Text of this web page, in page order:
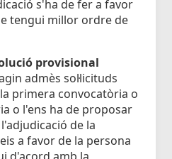
s'ha de fer a favor
tengui millor ordre de
provisional
admès sol·licituds
primera convocatòria o
o l'ens ha de proposar
de la
a favor de la persona